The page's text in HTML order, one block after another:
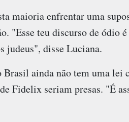
maioria enfrentar uma
"Esse teu discurso de ódio
judeus", disse Luciana.
ainda não tem uma lei
Fidelix seriam presas. "É